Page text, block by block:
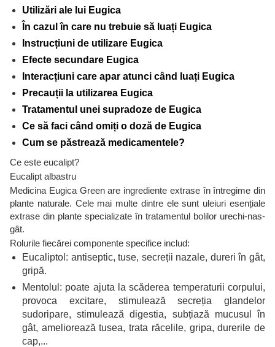
Utilizări ale lui Eugica
În cazul în care nu trebuie să luați Eugica
Instrucțiuni de utilizare Eugica
Efecte secundare Eugica
Interacțiuni care apar atunci când luați Eugica
Precauții la utilizarea Eugica
Tratamentul unei supradoze de Eugica
Ce să faci când omiți o doză de Eugica
Cum se păstrează medicamentele?
Ce este eucalipt?
Eucalipt albastru
Medicina Eugica Green are ingrediente extrase în întregime din
plante naturale. Cele mai multe dintre ele sunt uleiuri esențiale
extrase din plante specializate în tratamentul bolilor urechi-nas-
gât.
Rolurile fiecărei componente specifice includ:
Eucaliptol: antiseptic, tuse, secreții nazale, dureri în gât,
gripă.
Mentolul: poate ajuta la scăderea temperaturii corpului,
provoca excitare, stimulează secreția glandelor
sudoripare, stimulează digestia, subțiază mucusul în
gât, ameliorează tusea, trata răcelile, gripa, durerile de
cap,...